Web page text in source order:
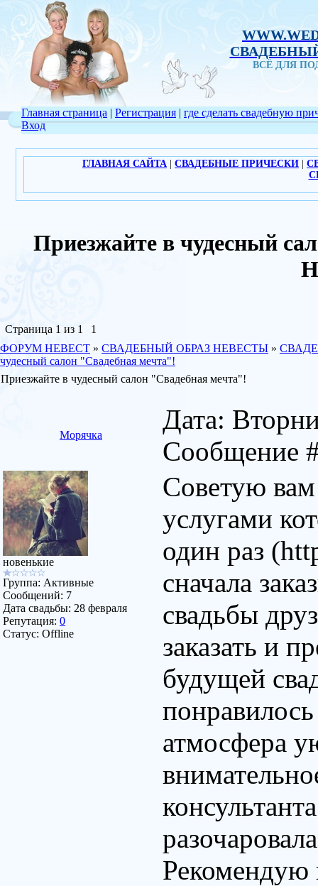
ВСЁ ДЛЯ
Главная страница | Регистрация |
Вход
где сделать свадебную
ГЛАВНАЯ САЙТА СВАДЕБНЫЕ ПРИЧЕСКИ
Приезжайте в чудесный
Страница 1 из 1
1
ФОРУМ НЕВЕСТ » СВАДЕБНЫЙ ОБРАЗ НЕВЕСТЫ »
чудесный салон "Свадебная мечта"!
Приезжайте в чудесный салон "Свадебная мечта"!
Морячка
Дата:
Сообщение
новенькие
Группа: Активные
Сообщений: 7
Дата свадьбы: 28 февраля
Репутация: 0
Статус: Offline
Советую
услугами
один раз
сначала
свадьбы
заказать и
будущей
атмосфера
Рекомендую